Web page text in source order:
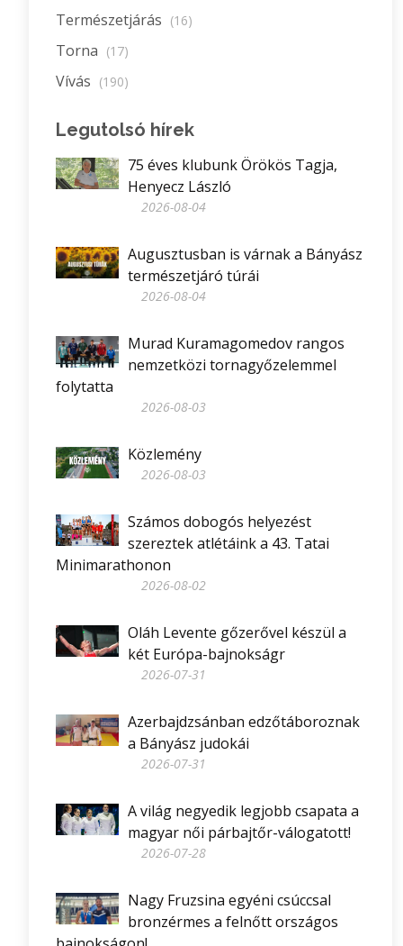
Természetjárás (16)
Torna (17)
Vívás (190)
Legutolsó hírek
75 éves klubunk Örökös Tagja,
Henyecz László
2026-08-04
Augusztusban is várnak a Bányász
természetjáró túrái
2026-08-04
Murad Kuramagomedov rangos
nemzetközi tornagyőzelemmel
folytatta
2026-08-03
Közlemény
2026-08-03
Számos dobogós helyezést
szereztek atlétáink a 43. Tatai
Minimarathonon
2026-08-02
Oláh Levente gőzerővel készül a
két Európa-bajnokságr
2026-07-31
Azerbajdzsánban edzőtáboroznak
a Bányász judokái
2026-07-31
A világ negyedik legjobb csapata a
magyar női párbajtőr-válogatott!
2026-07-28
Nagy Fruzsina egyéni csúccsal
bronzérmes a felnőtt országos